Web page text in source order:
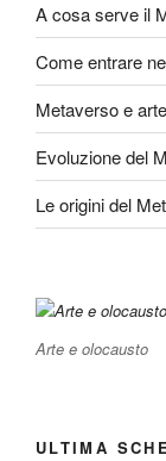
A cosa serve il
Come entrare
Metaverso e arte
Evoluzione del
Le origini del
Arte e olocausto
ULTIMA